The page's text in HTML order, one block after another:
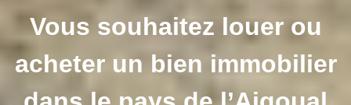
Vous souhaitez louer ou
acheter un bien immobilier